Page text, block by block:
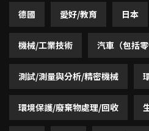
德國 愛好/教育 日本
機械/工業技術 汽車（包括零
測試/測量與分析/精密機械
環境保護/廢棄物處理/回收